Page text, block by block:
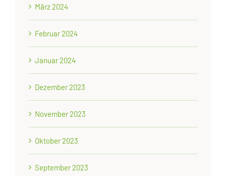
März 2024
Februar 2024
Januar 2024
Dezember 2023
November 2023
Oktober 2023
September 2023